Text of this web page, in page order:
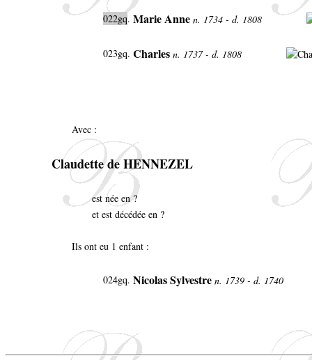
022gq. Marie Anne n. 1734 - d. 1808
023gq. Charles n. 1737 - d. 1808
Avec :
Claudette de HENNEZEL
est née en ?
et est décédée en ?
Ils ont eu 1 enfant :
024gq. Nicolas Sylvestre n. 1739 - d. 1740